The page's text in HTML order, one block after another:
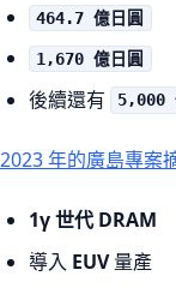
464.7 億日圓
1,670 億日圓
後續還有 5,000
2023 年的廣島專案
1γ 世代 DRAM
導入 EUV量產